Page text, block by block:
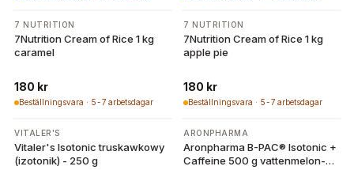
7 NUTRITION
7Nutrition Cream of Rice 1 kg
caramel
180 kr
Beställningsvara · 5-7 arbetsdagar
7 NUTRITION
7Nutrition Cream of Rice 1 kg
apple pie
180 kr
Beställningsvara · 5-7 arbetsdagar
VITALER'S
Vitaler's Isotonic truskawkowy
(izotonik) - 250 g
ARONPHARMA
Aronpharma B-PAC® Isotonic +
Caffeine 500 g vattenmelon-